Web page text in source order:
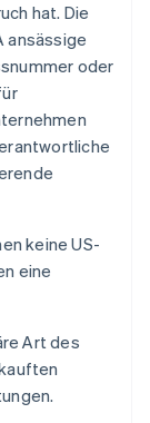
hat. Die
ansässige
oder
keine US-
eine
Art des